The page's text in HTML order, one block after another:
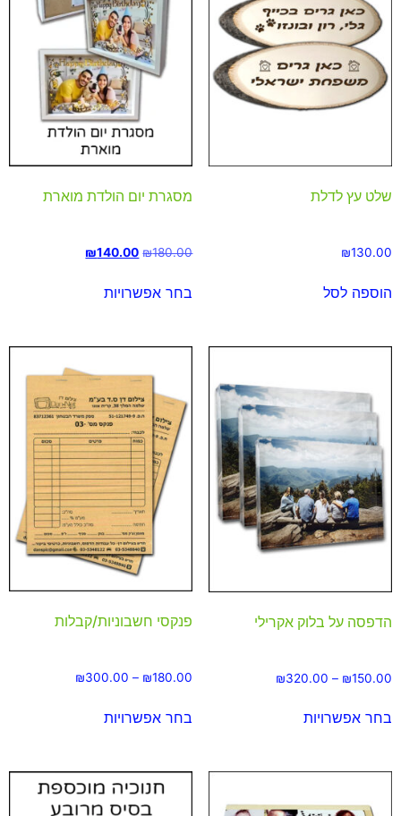
שלט עץ לדלת
₪130.00
הוספה לסל
מסגרת יום הולדת מוארת
₪180.00
₪140.00
בחר אפשרויות
הדפסה על בלוק אקרילי
₪150.00
–
₪320.00
בחר אפשרויות
פנקסי חשבוניות/קבלות
₪180.00
–
₪300.00
בחר אפשרויות